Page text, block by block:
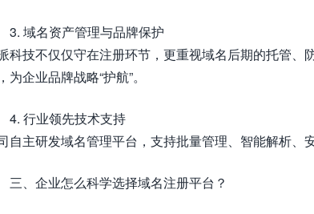
3. 域名资产管理与品牌保护
科技不仅仅守在注册环节，更重视域名后期的托管
为企业品牌战略“护航”。
4. 行业领先技术支持
自主研发域名管理平台，支持批量管理、智能解析、
三、企业怎么科学选择域名注册平台？